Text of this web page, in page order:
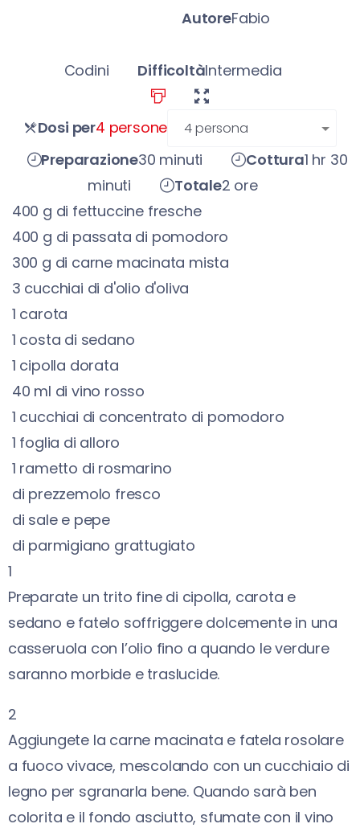
AutoreFabio
Codini DifficoltàIntermedia
Dosi per4 persone persone
Preparazione30 minuti Cottura1 hr 30
minuti
Totale2 ore
400 g di fettuccine fresche
400 g di passata di pomodoro
300 g di carne macinata mista
3 cucchiai di d'olio d'oliva
1 carota
1 costa di sedano
1 cipolla dorata
40 ml di vino rosso
1 cucchiai di concentrato di pomodoro
1 foglia di alloro
1 rametto di rosmarino
di prezzemolo fresco
di sale e pepe
di parmigiano grattugiato
1
Preparate un trito fine di cipolla, carota e
sedano e fatelo soffriggere dolcemente in una
casseruola con l’olio fino a quando le verdure
saranno morbide e traslucide.
2
Aggiungete la carne macinata e fatela rosolare
a fuoco vivace, mescolando con un cucchiaio di
legno per sgranarla bene. Quando sarà ben
colorita e il fondo asciutto, sfumate con il vino